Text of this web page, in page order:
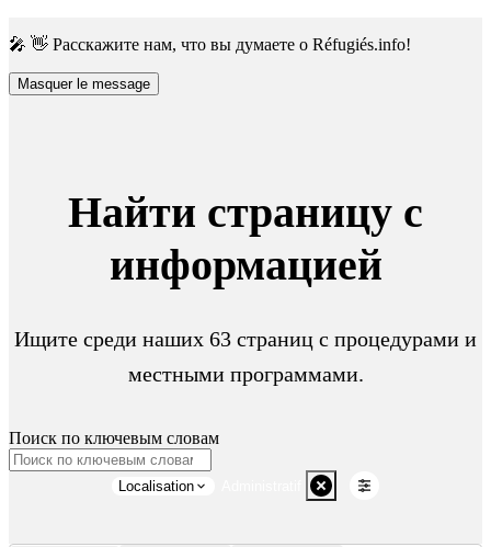
🎤 👋 Расскажите нам, что вы думаете о Réfugiés.info!
Masquer le message
Найти страницу с
информацией
Ищите среди наших 63 страниц с процедурами и
местными программами.
Поиск по ключевым словам
Localisation